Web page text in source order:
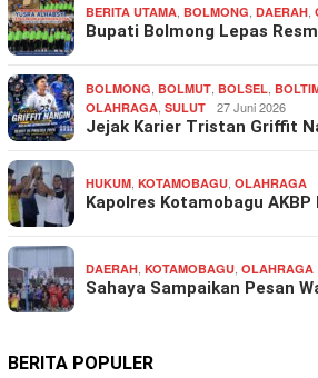
BERITA UTAMA BOLMONG DAERAH
Bupati Bolmong Lepas
BOLMONG BOLMUT BOLSEL
OLAHRAGA SULUT 27 Juni 2026
Jejak Karier Tristan Griffit
HUKUM KOTAMOBAGU OLAHRAGA
Kapolres Kotamobagu
DAERAH KOTAMOBAGU OLAHRAGA
Sahaya Sampaikan Pesan
BERITA POPULER